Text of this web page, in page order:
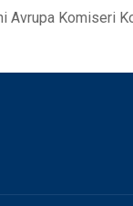
Avrupa Komiseri